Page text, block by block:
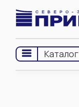
Каталог